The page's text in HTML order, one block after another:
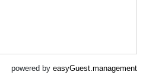
powered by easyGuest.management